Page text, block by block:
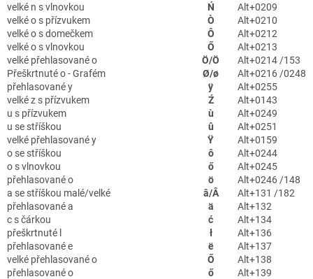
velké n s vlnovkou
Ń
Alt+0209
velké o s přízvukem
Ò
Alt+0210
velké o s domečkem
Ô
Alt+0212
velké o s vlnovkou
Ő
Alt+0213
velké přehlasované o
Ö/Ö
Alt+0214 /153
Přeškrtnuté o - Grafém
Ø/ø
Alt+0216 /0248
přehlasované y
ÿ
Alt+0255
velké z s přízvukem
Ź
Alt+0143
u s přízvukem
ù
Alt+0249
u se stříškou
û
Alt+0251
velké přehlasované y
Ÿ
Alt+0159
o se stříškou
ô
Alt+0244
o s vlnovkou
ő
Alt+0245
přehlasované o
ö
Alt+0246 /148
a se stříškou malé/velké
â/Â
Alt+131 /182
přehlasované a
ä
Alt+132
c s čárkou
ć
Alt+134
přeškrtnuté l
ł
Alt+136
přehlasované e
ë
Alt+137
velké přehlasované o
Ő
Alt+138
přehlasované o
ő
Alt+139